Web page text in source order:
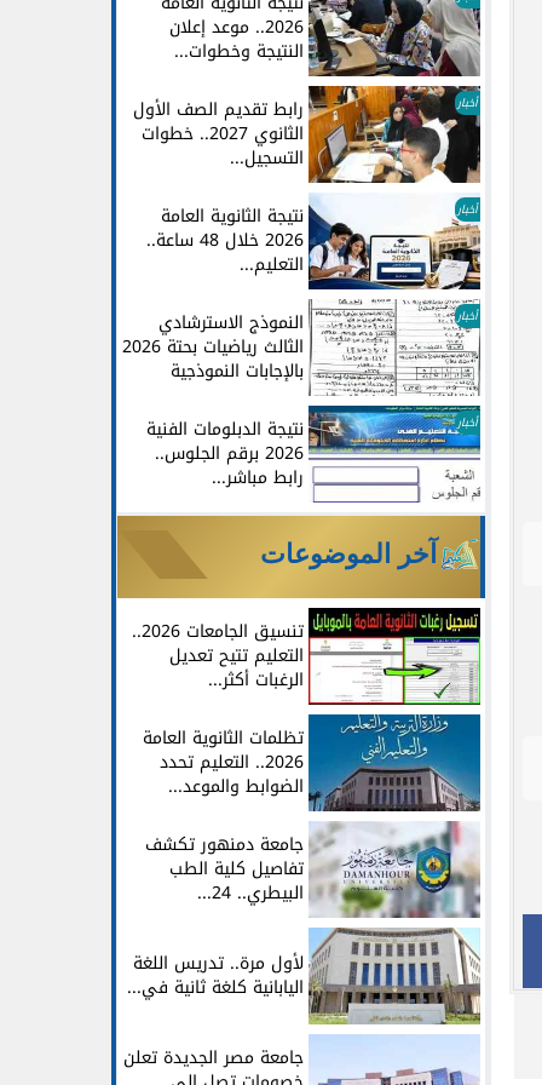
2026.. موعد إعلان
النتيجة وخطوات...
أخبار رابط تقديم الصف الأول
الثانوي 2027.. خطوات
التسجيل...
أخبار نتيجة الثانوية العامة
2026 خلال 48 ساعة..
التعليم...
أخبار النموذج الاسترشادي
الثالث رياضيات بحتة 2026
بالإجابات النموذجية
أخبار نتيجة الدبلومات الفنية
2026 برقم الجلوس..
رابط مباشر...
آخر الموضوعات
تنسيق الجامعات 2026..
التعليم تتيح تعديل
الرغبات أكثر...
تظلمات الثانوية العامة
2026.. التعليم تحدد
الضوابط والموعد...
جامعة دمنهور تكشف
تفاصيل كلية الطب
البيطري.. 24...
لأول مرة.. تدريس اللغة
اليابانية كلغة ثانية في...
جامعة مصر الجديدة تعلن